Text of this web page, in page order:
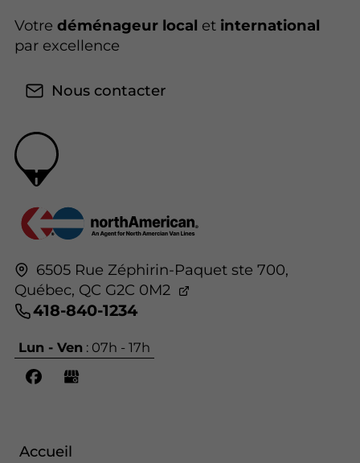
6505 Rue Zéphirin-Paquet ste 700,
Québec, QC G2C 0M2
418-840-1234
Lun - Ven : 07h - 17h
Accueil
Votredéménageur local et international
par excellence
Nous contacter